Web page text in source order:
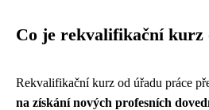
Co je rekvalifikační kurz
Rekvalifikační kurz od úřadu práce
na získání nových profesních